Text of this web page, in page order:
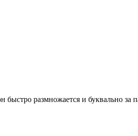
размножается и буквально за